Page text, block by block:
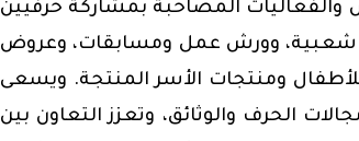
المصاحبة بمشاركة حرفيين
شعبية، وورش عمل ومسابقات، وعروض
للأطفال ومنتجات الأسر المنتجة. ويسعى
الحرف والوثائق، وتعزز التعاون بين